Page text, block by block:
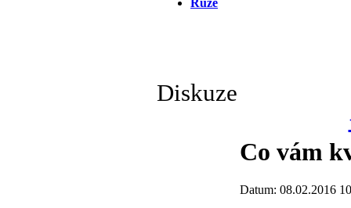
Růže
Diskuze
Co vám
Datum: 08.02.2016